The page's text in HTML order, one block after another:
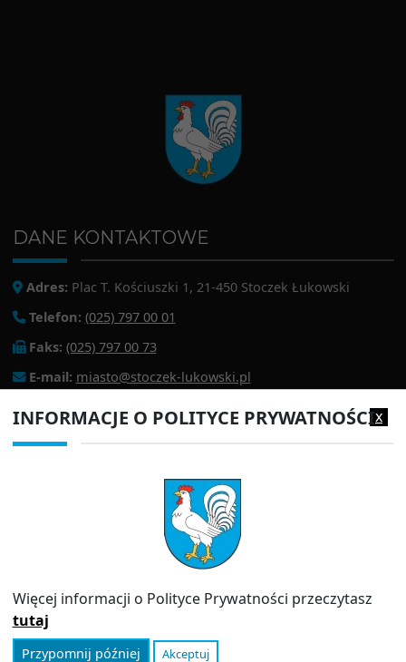
DANE KONTAKTOWE
Adres: Plac T. Kościuszki 1, 21-450 Stoczek Łukowski
Telefon: (025) 797 00 01
Faks: (025) 797 00 73
E-mail: miasto@stoczek-lukowski.pl
PRZYDATNE LINKI
Polityka prywatności
Informator
x
INFORMACJE O POLITYCE PRYWATNOŚCI
Więcej informacji o Polityce Prywatności przeczytasz
tutaj
Przypomnij później Akceptuj